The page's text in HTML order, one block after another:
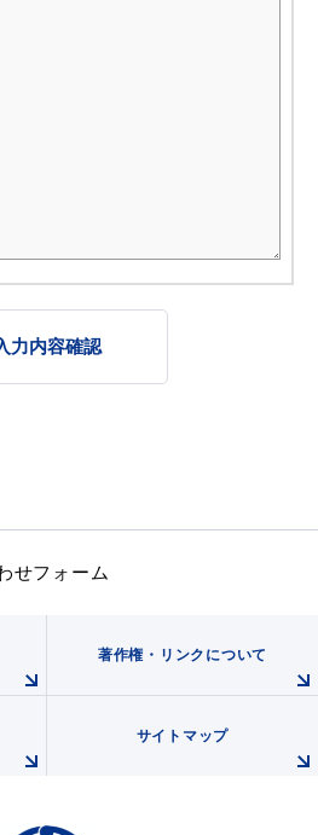
力内容確認
せフォーム
著作権・リンクについて
サイトマップ